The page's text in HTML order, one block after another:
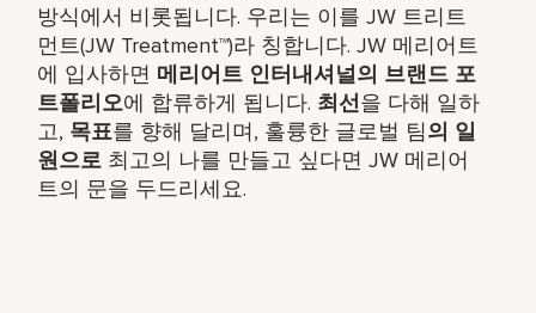
방식에서 비롯됩니다. 우리는 이를 JW 트리트
먼트(JW Treatment™)라 칭합니다. JW 메리어트
에 입사하면 메리어트 인터내셔널의 브랜드 포
트폴리오에 합류하게 됩니다. 최선을 다해 일하
고, 목표를 향해 달리며, 훌륭한 글로벌 팀의 일
원으로 최고의 나를 만들고 싶다면 JW 메리어
트의 문을 두드리세요.